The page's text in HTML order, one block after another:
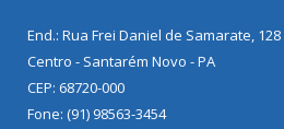
End.: Rua Frei Daniel de Samarate, 128
Centro - Santarém Novo - PA
CEP: 68720-000
Fone: (91) 98563-3454